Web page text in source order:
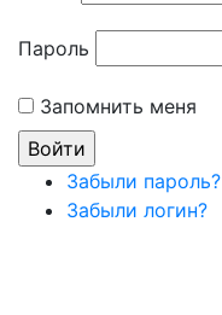
Пароль
Запомнить меня
Забыли пароль?
Забыли логин?